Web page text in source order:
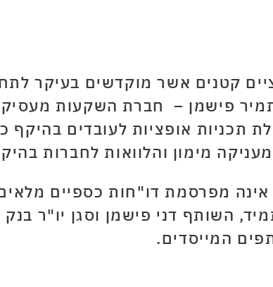
קטנים אשר מוקדשים בעיקר
מפרסמת דו"חות כספיים